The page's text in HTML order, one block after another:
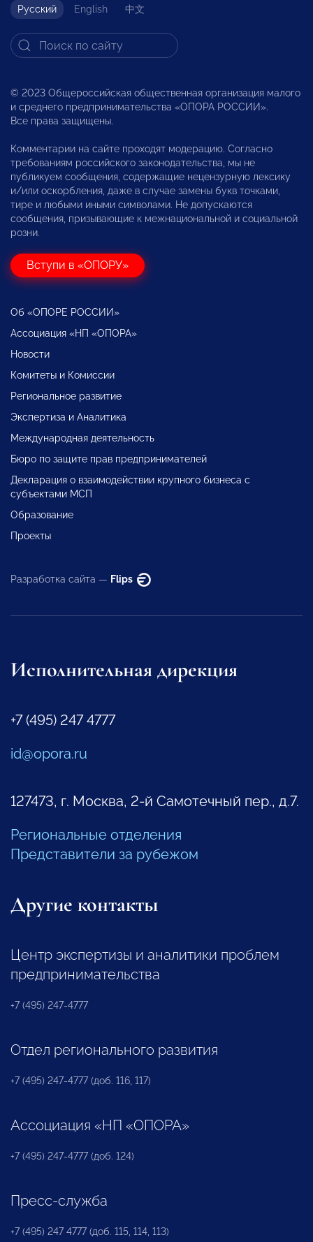
Русский English 中文
© 2023 Общероссийская общественная организация малого
и среднего предпринимательства «ОПОРА РОССИИ».
Все права защищены.
Комментарии на сайте проходят модерацию. Согласно
требованиям российского законодательства, мы не
публикуем сообщения, содержащие нецензурную лексику
и/или оскорбления, даже в случае замены букв точками,
тире и любыми иными символами. Не допускаются
сообщения, призывающие к межнациональной и социальной
розни.
Вступи в «ОПОРУ»
Об «ОПОРЕ РОССИИ»
Ассоциация «НП «ОПОРА»
Новости
Комитеты и Комиссии
Региональное развитие
Экспертиза и Аналитика
Международная деятельность
Бюро по защите прав предпринимателей
Декларация о взаимодействии крупного бизнеса с
субъектами МСП
Образование
Проекты
Разработка сайта — Flips
Исполнительная дирекция
+7 (495) 247 4777
id@opora.ru
127473, г. Москва, 2-й Самотечный пер., д.7.
Региональные отделения
Представители за рубежом
Другие контакты
Центр экспертизы и аналитики проблем
предпринимательства
+7 (495) 247-4777
Отдел регионального развития
+7 (495) 247-4777 (доб. 116, 117)
Ассоциация «НП «ОПОРА»
+7 (495) 247-4777 (доб. 124)
Пресс-служба
+7 (495) 247 4777 (доб. 115, 114, 113)